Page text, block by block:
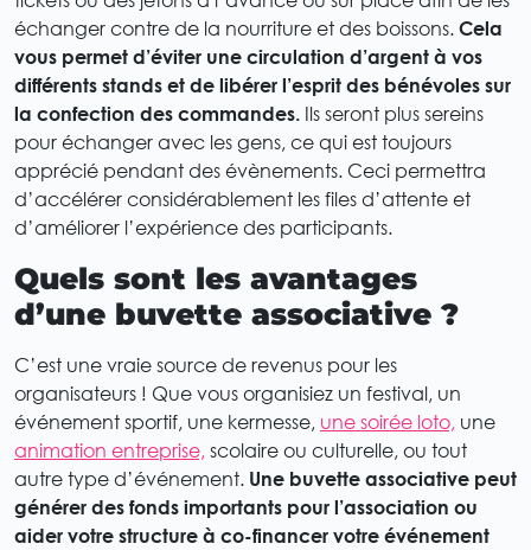
échanger contre de la nourriture et des boissons. Cela
vous permet d’éviter une circulation d’argent à vos
différents stands et de libérer l’esprit des bénévoles sur
la confection des commandes. Ils seront plus sereins
pour échanger avec les gens, ce qui est toujours
apprécié pendant des évènements. Ceci permettra
d’accélérer considérablement les files d’attente et
d’améliorer l’expérience des participants.
Quels sont les avantages
d’une buvette associative ?
C’est une vraie source de revenus pour les
organisateurs ! Que vous organisiez un festival, un
événement sportif, une kermesse, une soirée loto, une
animation entreprise, scolaire ou culturelle, ou tout
autre type d’événement. Une buvette associative peut
générer des fonds importants pour l’association ou
aider votre structure à co-financer votre événement